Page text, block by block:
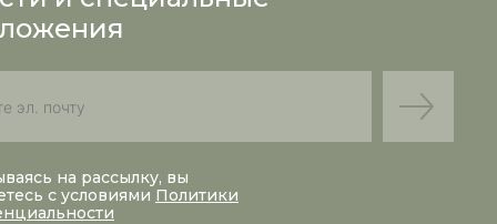
на рассылку, вы
с условиями Политики